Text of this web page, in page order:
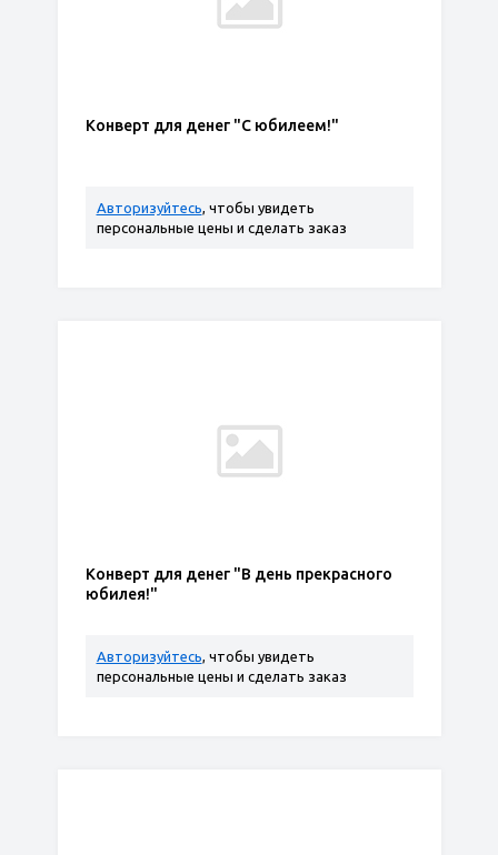
Конверт для денег "С юбилеем!"
Авторизуйтесь, чтобы увидеть
персональные цены и сделать заказ
Конверт для денег "В день прекрасного
юбилея!"
Авторизуйтесь, чтобы увидеть
персональные цены и сделать заказ